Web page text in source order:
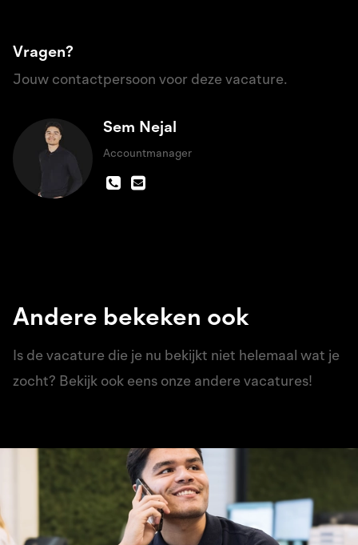
Vragen?
Jouw contactpersoon voor deze vacature.
Sem Nejal
Accountmanager
Andere bekeken ook
Is de vacature die je nu bekijkt niet helemaal wat je
zocht? Bekijk ook eens onze andere vacatures!